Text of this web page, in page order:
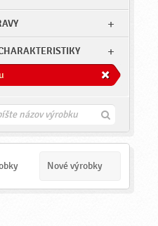
H
a
Nové výrobky